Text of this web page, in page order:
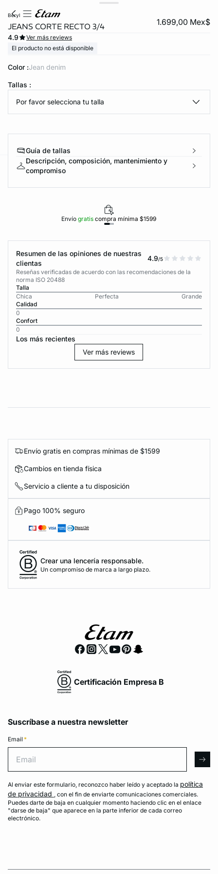
DE PANTIES
beryl
JEANS CORTE RECTO 3/4 1.699,00 Mex$
4.9
Ver más reviews
El producto no está disponible
Color : jean denim
Tallas :
Por favor selecciona tu talla
Guía de tallas
Descripción, composición, mantenimiento y
compromiso
Envíogratiscompra mínima $1599
Resumen de las opiniones de nuestras
clientas
4.9/5
Reseñas verificadas de acuerdo con las recomendaciones de la
norma ISO 20488
Talla
Chica
Perfecta
Grande
Calidad
0
Confort
0
Los más recientes
Ver más reviews
Envío gratis en compras mínimas de $1599
Cambios en tienda física
Servicio a cliente a tu disposición
Pago 100% seguro
Crear una lencería responsable.
Un compromiso de marca a largo plazo.
Certificación Empresa B
Suscríbase a nuestra newsletter
Email *
Al enviar este formulario, reconozco haber leído y aceptado la política
de privacidad , con el fin de enviarte comunicaciones comerciales.
Puedes darte de baja en cualquier momento haciendo clic en el enlace
"darse de baja" que aparece en la parte inferior de cada correo
electrónico.